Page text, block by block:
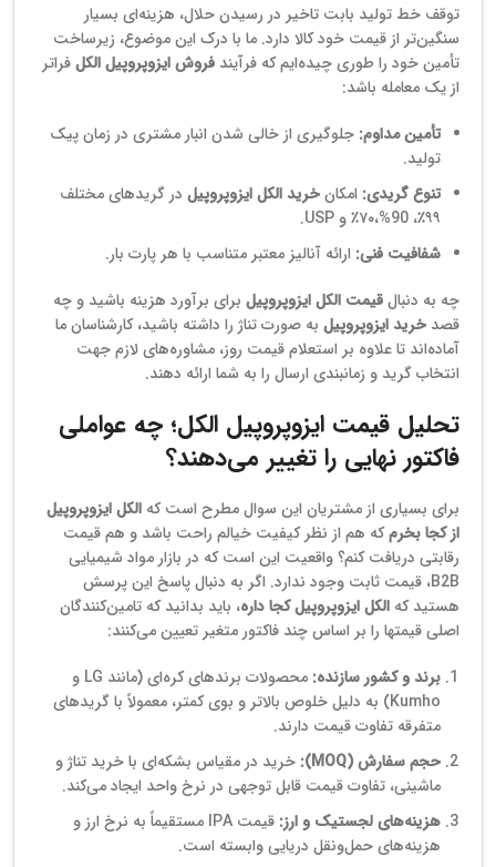
توقف خط تولید بابت تاخیر در رسیدن حلال، هزینه‌ای بسیار
سنگین‌تر از قیمت خود کالا دارد. ما با درک این موضوع، زیرساخت
تأمین خود را طوری چیده‌ایم که فرآیند فروش ایزوپروپیل الکلفراتر
از یک معامله باشد:
تأمین مداوم: جلوگیری از خالی شدن انبار مشتری در زمان پیک
تولید.
تنوع گریدی: امکانخرید الکل ایزوپروپیل در گریدهای مختلف
۹۹٪، 90%،۷۰٪ و USP.
شفافیت فنی: ارائه آنالیز معتبر متناسب با هر پارت بار.
چه به دنبالقیمت الکل ایزوپروپیل برای برآورد هزینه باشید و چه
قصد خرید ایزوپروپیل به صورت تناژ را داشته باشید، کارشناسان ما
آماده‌اند تا علاوه بر استعلام قیمت روز، مشاوره‌های لازم جهت
انتخاب گرید و زمانبندی ارسال را به شما ارائه دهند.
تحلیل قیمت ایزوپروپیل الکل؛ چه عواملی
فاکتور نهایی را تغییر می‌دهند؟
برای بسیاری از مشتریان این سوال مطرح است که الکل ایزوپروپیل
از کجا بخرمکه هم از نظر کیفیت خیالم راحت باشد و هم قیمت
رقابتی دریافت کنم؟ واقعیت این است که در بازار مواد شیمیایی
B2B، قیمت ثابت وجود ندارد. اگر به دنبال پاسخ این پرسش
هستید که الکل ایزوپروپیل کجا داره، باید بدانید که تامین‌کنندگان
اصلی قیمتها را بر اساس چند فاکتور متغیر تعیین می‌کنند:
برند و کشور سازنده:
محصولات برندهای کره‌ای (مانند LG و
Kumho) به دلیل خلوص بالاتر و بوی کمتر، معمولاً با گریدهای
متفرقه تفاوت قیمت دارند.
حجم سفارش (MOQ):
خرید در مقیاس بشکه‌ای با خرید تناژ و
ماشینی، تفاوت قیمت قابل توجهی در نرخ واحد ایجاد می‌کند.
هزینه‌های لجستیک و ارز:
قیمت IPA مستقیماً به نرخ ارز و
هزینه‌های حمل‌ونقل دریایی وابسته است.